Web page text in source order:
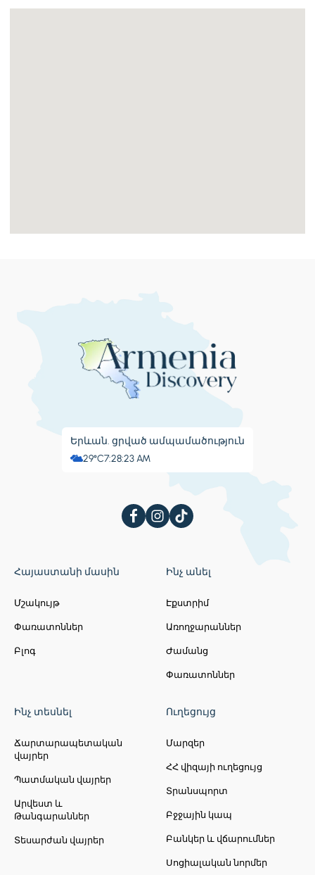
Երևան. ցրված ամպամածություն
29°C7:28:24 AM
Հայաստանի մասին
Մշակույթ
Փառատոններ
Բլոգ
Ինչ անել
Էքստրիմ
Առողջարաններ
Ժամանց
Փառատոններ
Ինչ տեսնել
Ճարտարապետական
վայրեր
Պատմական վայրեր
Արվեստ և
Թանգարաններ
Տեսարժան վայրեր
Ուղեցույց
Մարզեր
ՀՀ վիզայի ուղեցույց
Տրանսպորտ
Բջջային կապ
Բանկեր և վճարումներ
Սոցիալական նորմեր